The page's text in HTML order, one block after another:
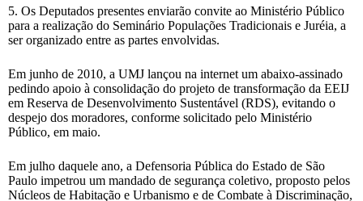
5. Os Deputados presentes enviarão convite ao Ministério Público
para a realização do Seminário Populações Tradicionais e Juréia, a
ser organizado entre as partes envolvidas.
Em junho de 2010, a UMJ lançou na internet um abaixo-assinado
pedindo apoio à consolidação do projeto de transformação da EEIJ
em Reserva de Desenvolvimento Sustentável (RDS), evitando o
despejo dos moradores, conforme solicitado pelo Ministério
Público, em maio.
Em julho daquele ano, a Defensoria Pública do Estado de São
Paulo impetrou um mandado de segurança coletivo, proposto pelos
Núcleos de Habitação e Urbanismo e de Combate à Discriminação,